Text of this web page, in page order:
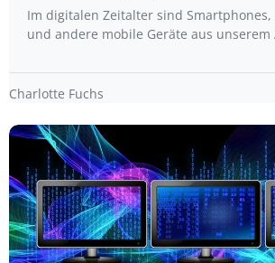
Im digitalen Zeitalter sind Smartphones,
und andere mobile Geräte aus
Charlotte Fuchs